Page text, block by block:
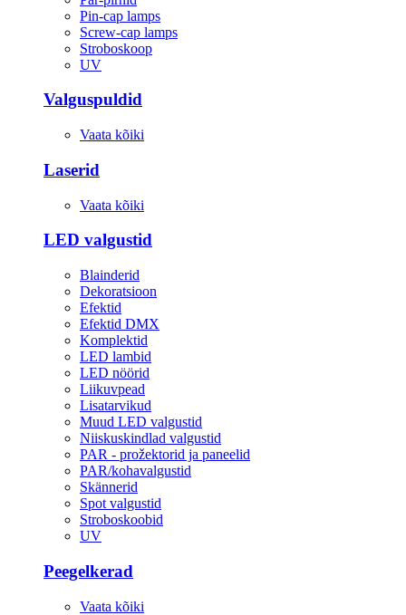
Pin-cap lamps
Screw-cap lamps
Stroboskoop
UV
Valguspuldid
Vaata kõiki
Laserid
Vaata kõiki
LED valgustid
Blainderid
Dekoratsioon
Efektid
Efektid DMX
Komplektid
LED lambid
LED nöörid
Liikuvpead
Lisatarvikud
Muud LED valgustid
Niiskuskindlad valgustid
PAR - prožektorid ja paneelid
PAR/kohavalgustid
Skännerid
Spot valgustid
Stroboskoobid
UV
Peegelkerad
Vaata kõiki